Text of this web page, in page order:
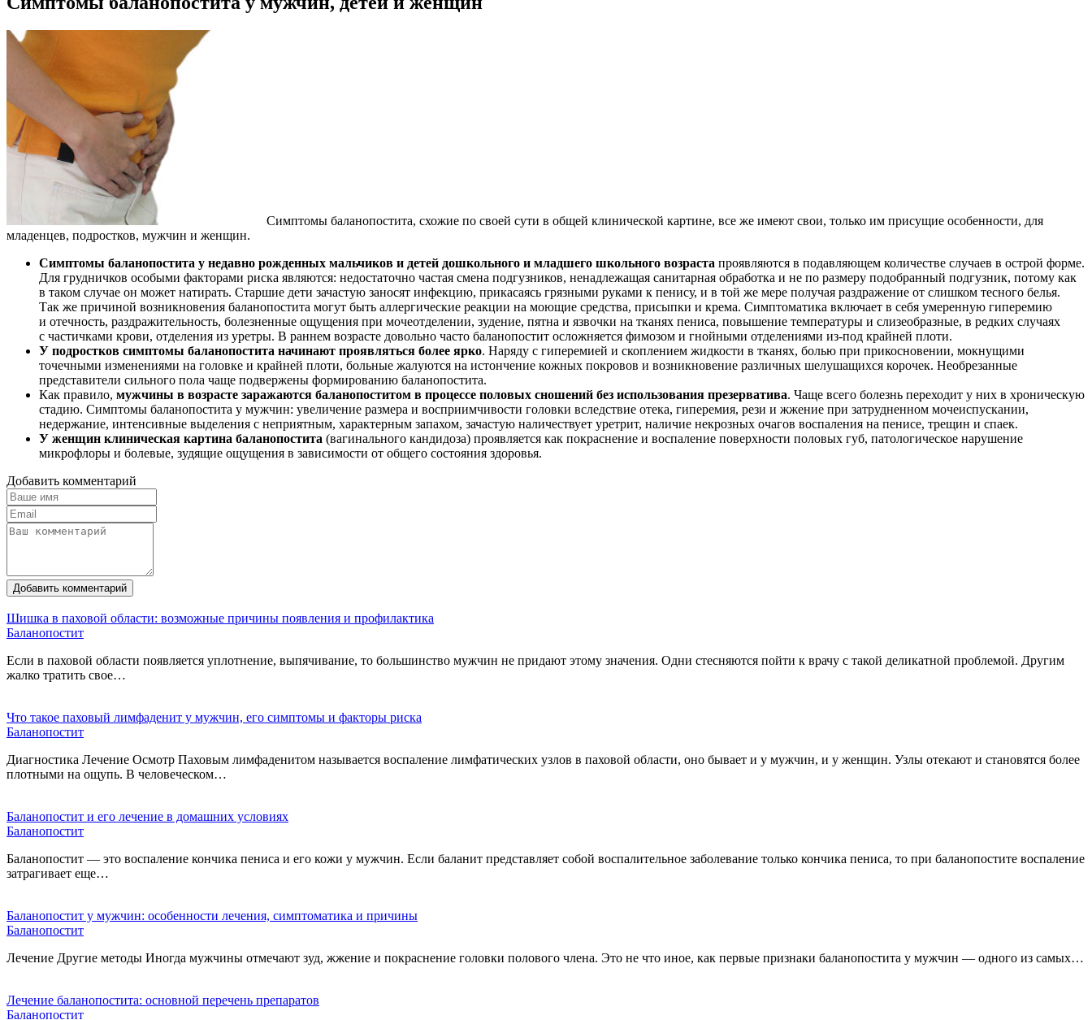
Симптомы баланопостита, схожие по своей сути в общей клинической картине, все же имеют свои, только им присущие особенности, для
младенцев, подростков, мужчин и женщин.
Симптомы баланопостита у недавно рожденных мальчиков и детей дошкольного и младшего школьного возраста проявляются в подавляющем количестве случаев в острой форме.
Для грудничков особыми факторами риска являются: недостаточно частая смена подгузников, ненадлежащая санитарная обработка и не по размеру подобранный подгузник, потому как
в таком случае он может натирать. Старшие дети зачастую заносят инфекцию, прикасаясь грязными руками к пенису, и в той же мере получая раздражение от слишком тесного белья.
Так же причиной возникновения баланопостита могут быть аллергические реакции на моющие средства, присыпки и крема. Симптоматика включает в себя умеренную гиперемию
и отечность, раздражительность, болезненные ощущения при мочеотделении, зудение, пятна и язвочки на тканях пениса, повышение температуры и слизеобразные, в редких случаях
с частичками крови, отделения из уретры. В раннем возрасте довольно часто баланопостит осложняется фимозом и гнойными отделениями из-под крайней плоти.
У подростков симптомы баланопостита начинают проявляться более ярко. Наряду с гиперемией и скоплением жидкости в тканях, болью при прикосновении, мокнущими
точечными изменениями на головке и крайней плоти, больные жалуются на истончение кожных покровов и возникновение различных шелушащихся корочек. Необрезанные
представители сильного пола чаще подвержены формированию баланопостита.
Как правило, мужчины в возрасте заражаются баланопоститом в процессе половых сношений без использования презерватива. Чаще всего болезнь переходит у них в хроническую
стадию. Симптомы баланопостита у мужчин: увеличение размера и восприимчивости головки вследствие отека, гиперемия, рези и жжение при затрудненном мочеиспускании,
недержание, интенсивные выделения с неприятным, характерным запахом, зачастую наличествует уретрит, наличие некрозных очагов воспаления на пенисе, трещин и спаек.
У женщин клиническая картина баланопостита (вагинального кандидоза) проявляется как покраснение и воспаление поверхности половых губ, патологическое нарушение
микрофлоры и болевые, зудящие ощущения в зависимости от общего состояния здоровья.
Добавить комментарий
Добавить комментарий
Шишка в паховой области: возможные причины появления и профилактика
Баланопостит
Если в паховой области появляется уплотнение, выпячивание, то большинство мужчин не придают этому значения. Одни стесняются пойти к врачу с такой деликатной проблемой. Другим
жалко тратить свое…
Что такое паховый лимфаденит у мужчин, его симптомы и факторы риска
Баланопостит
Диагностика Лечение Осмотр Паховым лимфаденитом называется воспаление лимфатических узлов в паховой области, оно бывает и у мужчин, и у женщин. Узлы отекают и становятся более
плотными на ощупь. В человеческом…
Баланопостит и его лечение в домашних условиях
Баланопостит
Баланопостит — это воспаление кончика пениса и его кожи у мужчин. Если баланит представляет собой воспалительное заболевание только кончика пениса, то при баланопостите воспаление
затрагивает еще…
Баланопостит у мужчин: особенности лечения, симптоматика и причины
Баланопостит
Лечение Другие методы Иногда мужчины отмечают зуд, жжение и покраснение головки полового члена. Это не что иное, как первые признаки баланопостита у мужчин — одного из самых…
Лечение баланопостита: основной перечень препаратов
Баланопостит